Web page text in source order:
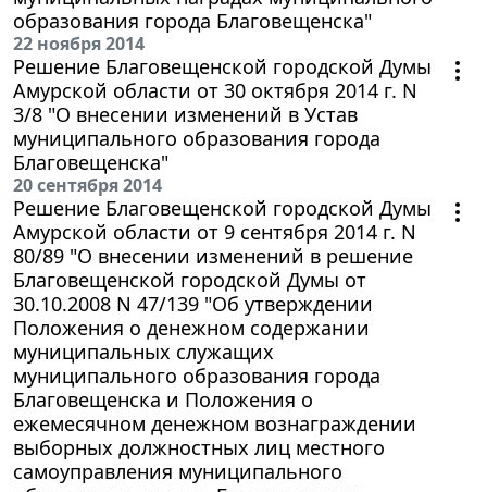
образования города Благовещенска"
22 ноября 2014
Решение Благовещенской городской Думы
Амурской области от 30 октября 2014 г. N
3/8 "О внесении изменений в Устав
муниципального образования города
Благовещенска"
20 сентября 2014
Решение Благовещенской городской Думы
Амурской области от 9 сентября 2014 г. N
80/89 "О внесении изменений в решение
Благовещенской городской Думы от
30.10.2008 N 47/139 "Об утверждении
Положения о денежном содержании
муниципальных служащих
муниципального образования города
Благовещенска и Положения о
ежемесячном денежном вознаграждении
выборных должностных лиц местного
самоуправления муниципального